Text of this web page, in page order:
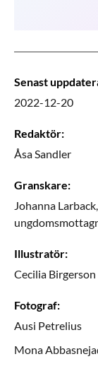
Senast
2022-12-20
Redaktör:
ÅsaSandler
Granskare:
Johanna Larback,
Illustratör:
Cecilia
Fotograf:
Ausi Petrelius
Mona